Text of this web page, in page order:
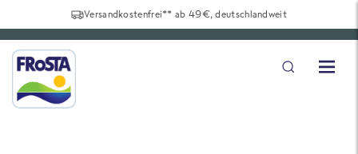
Versandkostenfrei** ab 49€, deutschlandweit